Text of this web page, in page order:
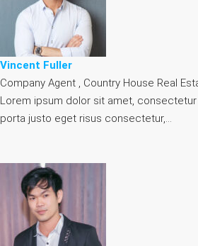
Vincent Fuller
Company Agent , Country House Real
Lorem ipsum dolor sit amet, consectetur
porta justo eget risus consectetur,…